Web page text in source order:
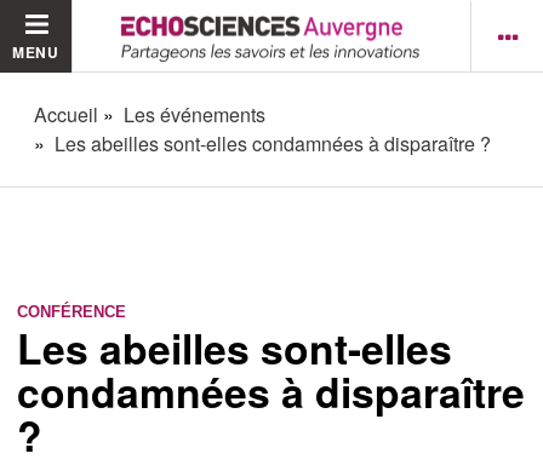
MENU
Accueil
Les événements
Les abeilles sont-elles condamnées à disparaître ?
CONFÉRENCE
Les abeilles sont-elles
condamnées à disparaître
?